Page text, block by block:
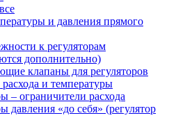
и давления прямого
к регуляторам
дополнительно)
клапаны для регуляторов
расхода и температуры
– ограничители расхода
давления «до себя» (регулятор